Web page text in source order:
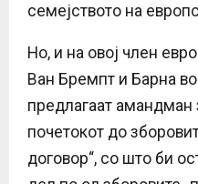
семејството на
Но, и на овој член
Ван Бремпт и Барна
предлагаат
почетокот до
договор“, со што би